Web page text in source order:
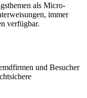
als Micro-
immer
verfügbar.
und Besucher